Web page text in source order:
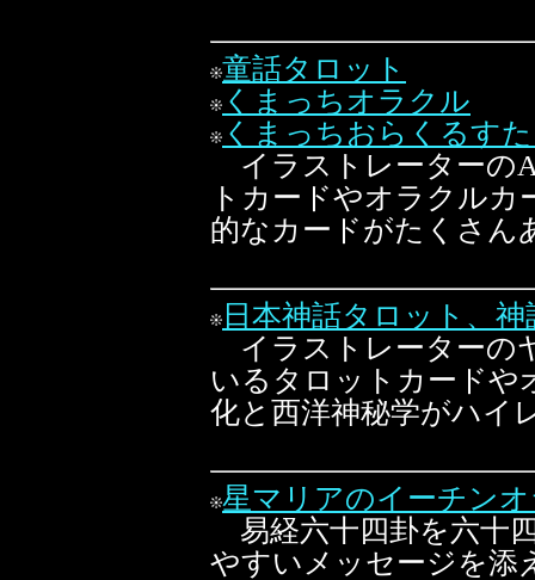
童話タロット
くまっちオラクル
くまっちおらくるす
イラストレーターの
トカードやオラクル
的なカードがたくさん
日本神話タロット、神
イラストレーターの
いるタロットカードや
化と西洋神秘学がハイ
星マリアのイーチン
易経六十四卦を六十
やすいメッセージを添